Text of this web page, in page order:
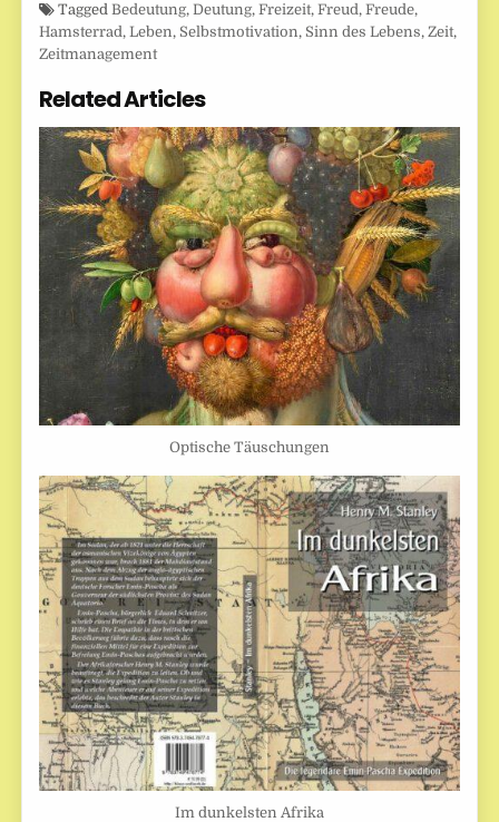
TaggedBedeutung,Deutung,Freizeit,Freud,Freude,
Hamsterrad,Leben, Selbstmotivation, Sinn des Lebens,Zeit,
Zeitmanagement
Related Articles
Optische Täuschungen
Im dunkelsten Afrika